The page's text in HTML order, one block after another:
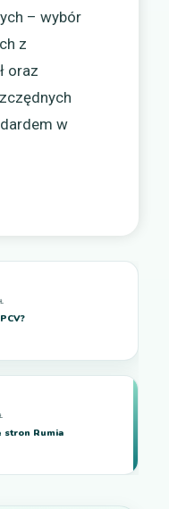
– wybór
z
oraz
w
stron Rumia